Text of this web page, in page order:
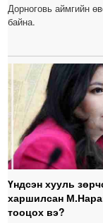
Дорноговь аймгийн
байна.
Үндсэн хууль
харшилсан
тооцох вэ?